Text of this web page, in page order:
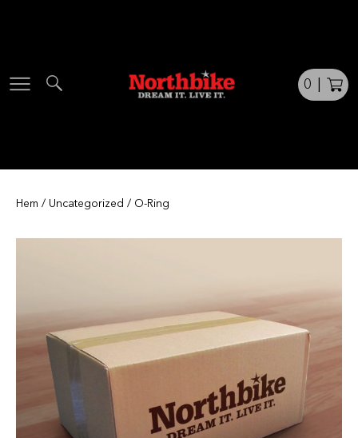
0
Hem / Uncategorized / O-Ring